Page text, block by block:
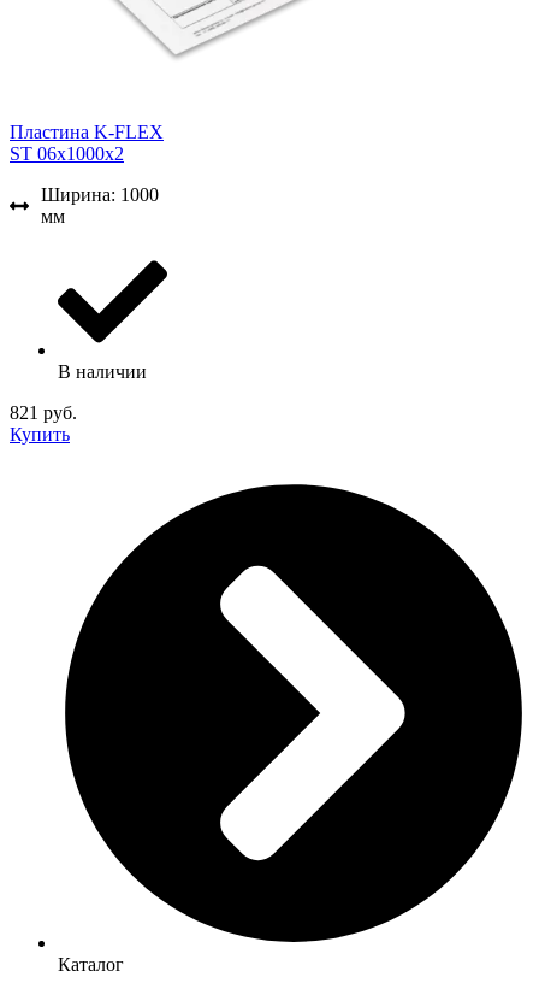
Пластина K-FLEX
ST 06x1000x2
Ширина: 1000
мм
В наличии
821 руб.
Купить
Каталог